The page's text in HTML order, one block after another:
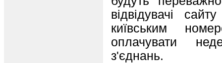
вiдвiдувачi
київським
оплачувати
з'єднань.